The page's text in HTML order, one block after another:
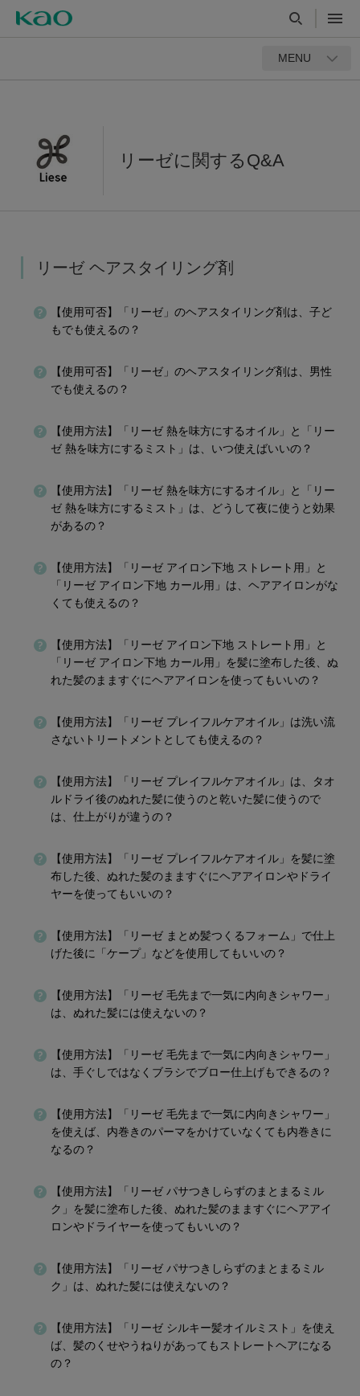
MENU
リーゼに関するQ&A
リーゼ ヘアスタイリング剤
【使用可否】「リーゼ」のヘアスタイリング剤は、子ど
もでも使えるの？
【使用可否】「リーゼ」のヘアスタイリング剤は、男性
でも使えるの？
【使用方法】「リーゼ 熱を味方にするオイル」と「リー
ゼ 熱を味方にするミスト」は、いつ使えばいいの？
【使用方法】「リーゼ 熱を味方にするオイル」と「リー
ゼ 熱を味方にするミスト」は、どうして夜に使うと効果
があるの？
【使用方法】「リーゼ アイロン下地 ストレート用」と
「リーゼ アイロン下地 カール用」は、ヘアアイロンがな
くても使えるの？
【使用方法】「リーゼ アイロン下地 ストレート用」と
「リーゼ アイロン下地 カール用」を髪に塗布した後、ぬ
れた髪のまますぐにヘアアイロンを使ってもいいの？
【使用方法】「リーゼ プレイフルケアオイル」は洗い流
さないトリートメントとしても使えるの？
【使用方法】「リーゼ プレイフルケアオイル」は、タオ
ルドライ後のぬれた髪に使うのと乾いた髪に使うので
は、仕上がりが違うの？
【使用方法】「リーゼ プレイフルケアオイル」を髪に塗
布した後、ぬれた髪のまますぐにヘアアイロンやドライ
ヤーを使ってもいいの？
【使用方法】「リーゼ まとめ髪つくるフォーム」で仕上
げた後に「ケープ」などを使用してもいいの？
【使用方法】「リーゼ 毛先まで一気に内向きシャワー」
は、ぬれた髪には使えないの？
【使用方法】「リーゼ 毛先まで一気に内向きシャワー」
は、手ぐしではなくブラシでブロー仕上げもできるの？
【使用方法】「リーゼ 毛先まで一気に内向きシャワー」
を使えば、内巻きのパーマをかけていなくても内巻きに
なるの？
【使用方法】「リーゼ パサつきしらずのまとまるミル
ク」を髪に塗布した後、ぬれた髪のまますぐにヘアアイ
ロンやドライヤーを使ってもいいの？
【使用方法】「リーゼ パサつきしらずのまとまるミル
ク」は、ぬれた髪には使えないの？
【使用方法】「リーゼ シルキー髪オイルミスト」を使え
ば、髪のくせやうねりがあってもストレートヘアになる
の？